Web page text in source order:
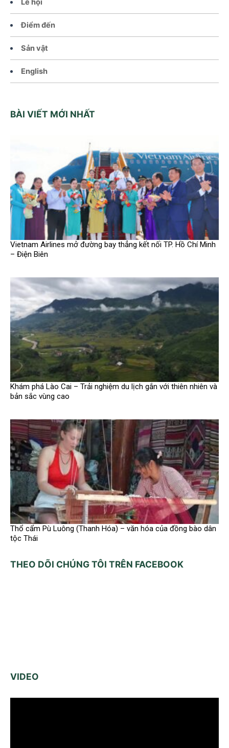
Lễ hội
Điểm đến
Sản vật
English
BÀI VIẾT MỚI NHẤT
Vietnam Airlines mở đường bay thẳng kết nối TP. Hồ Chí Minh
– Điện Biên
Khám phá Lào Cai – Trải nghiệm du lịch gắn với thiên nhiên và
bản sắc vùng cao
Thổ cẩm Pù Luông (Thanh Hóa) – văn hóa của đồng bào dân
tộc Thái
THEO DÕI CHÚNG TÔI TRÊN FACEBOOK
VIDEO